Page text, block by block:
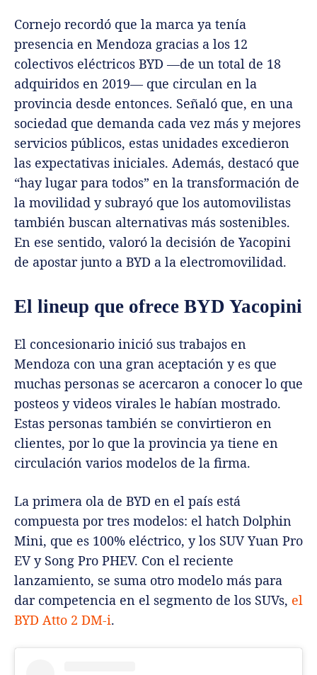
Cornejo recordó que la marca ya tenía
presencia en Mendoza gracias a los 12
colectivos eléctricos BYD —de un total de 18
adquiridos en 2019— que circulan en la
provincia desde entonces. Señaló que, en una
sociedad que demanda cada vez más y mejores
servicios públicos, estas unidades excedieron
las expectativas iniciales. Además, destacó que
“hay lugar para todos” en la transformación de
la movilidad y subrayó que los automovilistas
también buscan alternativas más sostenibles.
En ese sentido, valoró la decisión de Yacopini
de apostar junto a BYD a la electromovilidad.
El lineup que ofrece BYD Yacopini
El concesionario inició sus trabajos en
Mendoza con una gran aceptación y es que
muchas personas se acercaron a conocer lo que
posteos y videos virales le habían mostrado.
Estas personas también se convirtieron en
clientes, por lo que la provincia ya tiene en
circulación varios modelos de la firma.
La primera ola de BYD en el país está
compuesta por tres modelos: el hatch Dolphin
Mini, que es 100% eléctrico, y los SUV Yuan Pro
EV y Song Pro PHEV. Con el reciente
lanzamiento, se suma otro modelo más para
dar competencia en el segmento de los SUVs, el
BYD Atto 2 DM-i.